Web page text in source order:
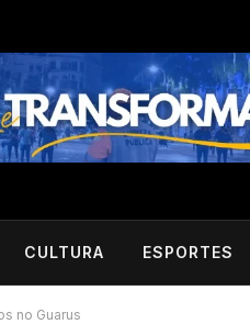
CULTURA ESPORTES
no Guarus